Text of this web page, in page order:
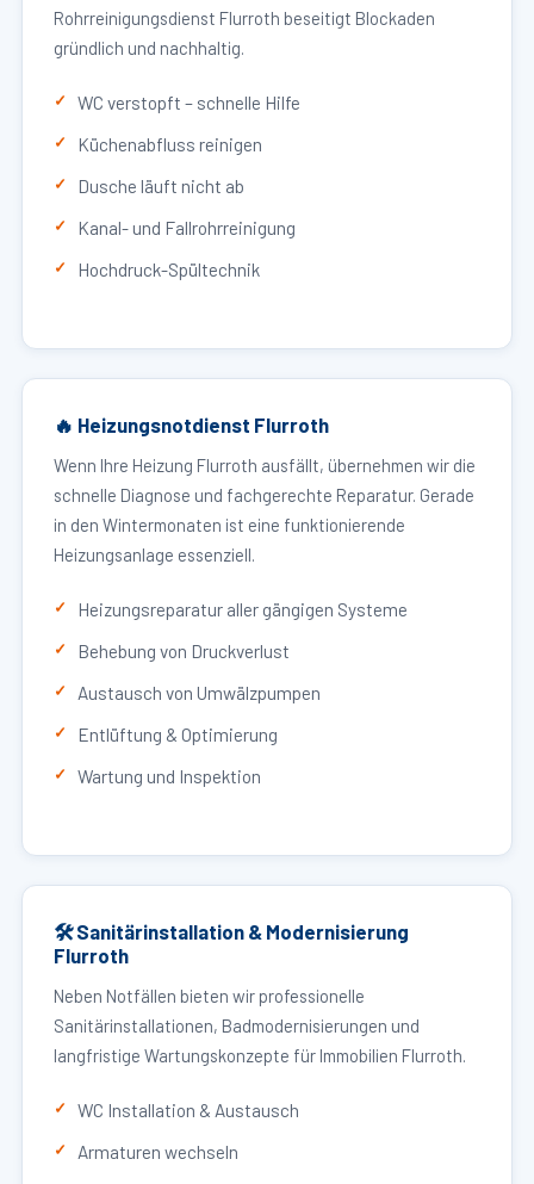
Rohrreinigungsdienst Flurroth beseitigt Blockaden
gründlich und nachhaltig.
WC verstopft – schnelle Hilfe
Küchenabfluss reinigen
Dusche läuft nicht ab
Kanal- und Fallrohrreinigung
Hochdruck-Spültechnik
🔥 Heizungsnotdienst Flurroth
Wenn Ihre Heizung Flurroth ausfällt, übernehmen wir die
schnelle Diagnose und fachgerechte Reparatur. Gerade
in den Wintermonaten ist eine funktionierende
Heizungsanlage essenziell.
Heizungsreparatur aller gängigen Systeme
Behebung von Druckverlust
Austausch von Umwälzpumpen
Entlüftung & Optimierung
Wartung und Inspektion
🛠 Sanitärinstallation & Modernisierung
Flurroth
Neben Notfällen bieten wir professionelle
Sanitärinstallationen, Badmodernisierungen und
langfristige Wartungskonzepte für Immobilien Flurroth.
WC Installation & Austausch
Armaturen wechseln